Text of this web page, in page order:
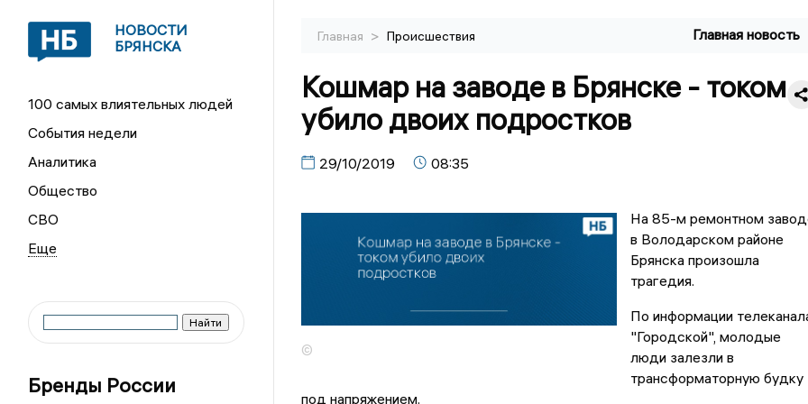
НОВОСТИ
БРЯНСКА
100 самых влиятельных людей
События недели
Аналитика
Общество
СВО
Бренды России
Главная > Происшествия Главная новость
Кошмар на заводе в Брянске - током
убило двоих подростков
29/10/2019 08:35
©
На 85-м ремонтном
в Володарском районе
Брянска произошла
трагедия.
По информации
"Городской", молодые
люди залезли в
трансформаторную будку
под напряжением.